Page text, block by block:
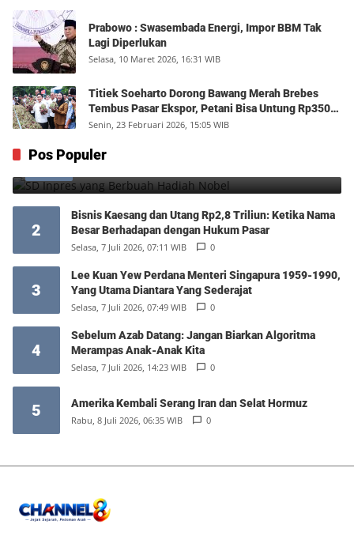
Prabowo : Swasembada Energi, Impor BBM Tak
Lagi Diperlukan
Selasa, 10 Maret 2026, 16:31 WIB
Titiek Soeharto Dorong Bawang Merah Brebes
Tembus Pasar Ekspor, Petani Bisa Untung Rp350
Juta per Hektare
Senin, 23 Februari 2026, 15:05 WIB
Pos Populer
1 SD Inpres yang Berbuah Hadiah Nobel
2
Bisnis Kaesang dan Utang Rp2,8 Triliun: Ketika Nama
Besar Berhadapan dengan Hukum Pasar
Selasa, 7 Juli 2026, 07:11 WIB 0
3
Lee Kuan Yew Perdana Menteri Singapura 1959-1990,
Yang Utama Diantara Yang Sederajat
Selasa, 7 Juli 2026, 07:49 WIB 0
4
Sebelum Azab Datang: Jangan Biarkan Algoritma
Merampas Anak-Anak Kita
Selasa, 7 Juli 2026, 14:23 WIB 0
5 Amerika Kembali Serang Iran dan Selat Hormuz
Rabu, 8 Juli 2026, 06:35 WIB 0